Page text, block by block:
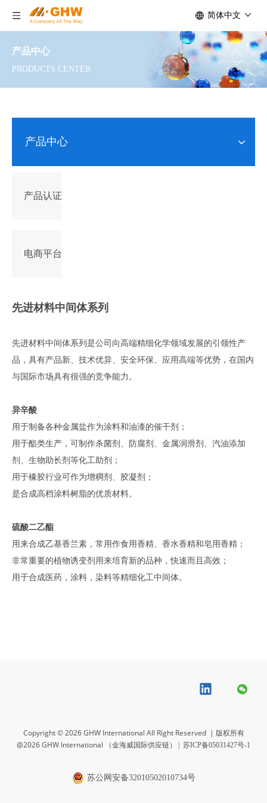
简体中文
产品中心
PRODUCTS CENTER
产品中心
产品认证
电商平台
先进材料中间体系列
先进材料中间体系列是公司向高端精细化学领域发展的引领性产
品，具有产品新、技术优异、安全环保、应用高端等优势，在国内
与国际市场具有很强的竞争能力。
异辛酸
用于制备各种金属盐作为涂料和油漆的催干剂；
用于酯类生产，可制作杀菌剂、防腐剂、金属润滑剂、汽油添加
剂、生物助长剂等化工助剂；
用于橡胶行业可作为增稠剂、胶凝剂；
是合成高档涂料树脂的优质材料。
硫酸二乙酯
用来合成乙基香兰素，常用作食用香精、香水香精和皂用香精；
非常重要的植物诱变剂用来培育新的品种，快速而且高效；
用于合成医药，涂料，染料等精细化工中间体。
Copyright ©2026GHW International All Right Reserved | 版权所有
@2026GHW International （金海威国际供应链） 苏ICP备05031427号-1
苏公网安备32010502010734号